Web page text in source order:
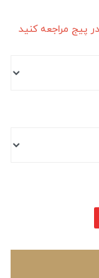
پیج مراجعه کنید